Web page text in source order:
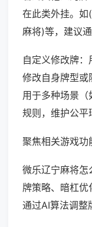
在此类外挂。如
麻将)等，建议
自定义修改牌：
修改自身牌型或
用于多种场景
规则，维护公平
聚焦相关游戏功
微乐辽宁麻将怎
牌策略、暗杠优
通过AI算法调整